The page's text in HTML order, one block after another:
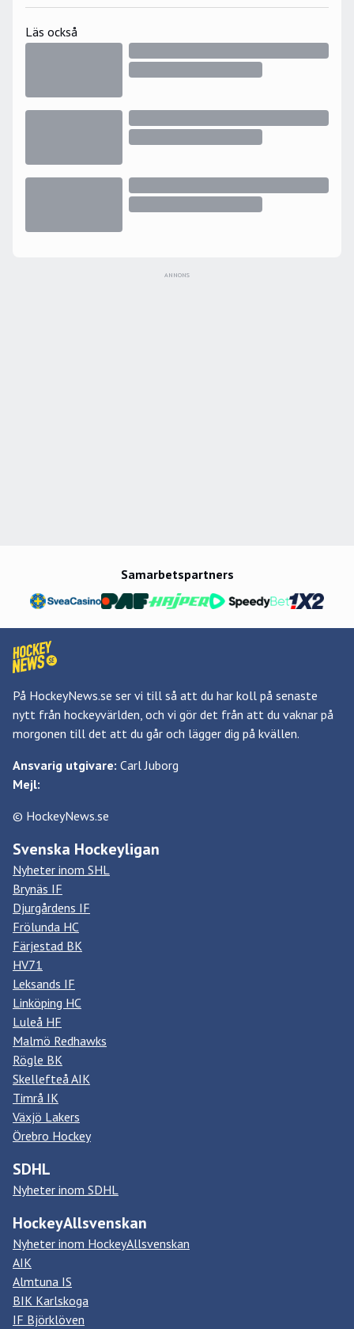
Läs också
ANNONS
Samarbetspartners
På HockeyNews.se ser vi till så att du har koll på senaste
nytt från hockeyvärlden, och vi gör det från att du vaknar på
morgonen till det att du går och lägger dig på kvällen.
Ansvarig utgivare: Carl Juborg
Mejl:
© HockeyNews.se
Svenska Hockeyligan
Nyheter inom SHL
Brynäs IF
Djurgårdens IF
Frölunda HC
Färjestad BK
HV71
Leksands IF
Linköping HC
Luleå HF
Malmö Redhawks
Rögle BK
Skellefteå AIK
Timrå IK
Växjö Lakers
Örebro Hockey
SDHL
Nyheter inom SDHL
HockeyAllsvenskan
Nyheter inom HockeyAllsvenskan
AIK
Almtuna IS
BIK Karlskoga
IF Björklöven